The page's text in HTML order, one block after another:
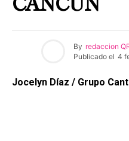
CANCÚN
By redaccion
Publicado el 4
Jocelyn Díaz / Grupo